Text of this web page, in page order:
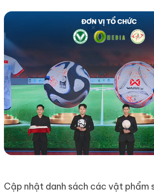
Cập nhật danh sách các vật phẩm